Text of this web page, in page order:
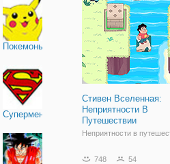
Покемоны
Супермен
испытаний и бездушных
врагов.Чтобы
Стивен Вселенная:
Неприятности В
Путешествии
Неприятности в
удивительные
748 54